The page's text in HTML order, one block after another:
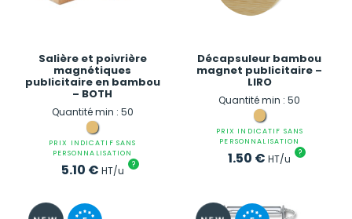
Salière et poivrière
magnétiques
publicitaire en bambou
– BOTH
Quantité min : 50
PRIX INDICATIF SANS
PERSONNALISATION
5.10 € HT/u ?
Décapsuleur bambou
magnet publicitaire –
LIRO
Quantité min : 50
PRIX INDICATIF SANS
PERSONNALISATION
1.50 € HT/u ?